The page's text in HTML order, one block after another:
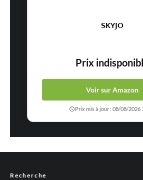
SKYJO
Prix
Voir sur Amazon
Prix mis à jour : 08/08/2026
Recherche